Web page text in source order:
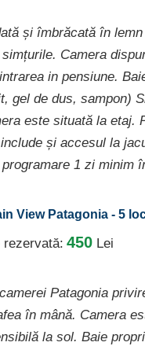
și îmbrăcată în
Camera
in pensiune.
gel de dus, sampon)
este situată la
și accesul la
1 zi minim
View Patagonia - 5
rezervată: 450 Lei
Patagonia
în mână. Camera
la sol. Baie